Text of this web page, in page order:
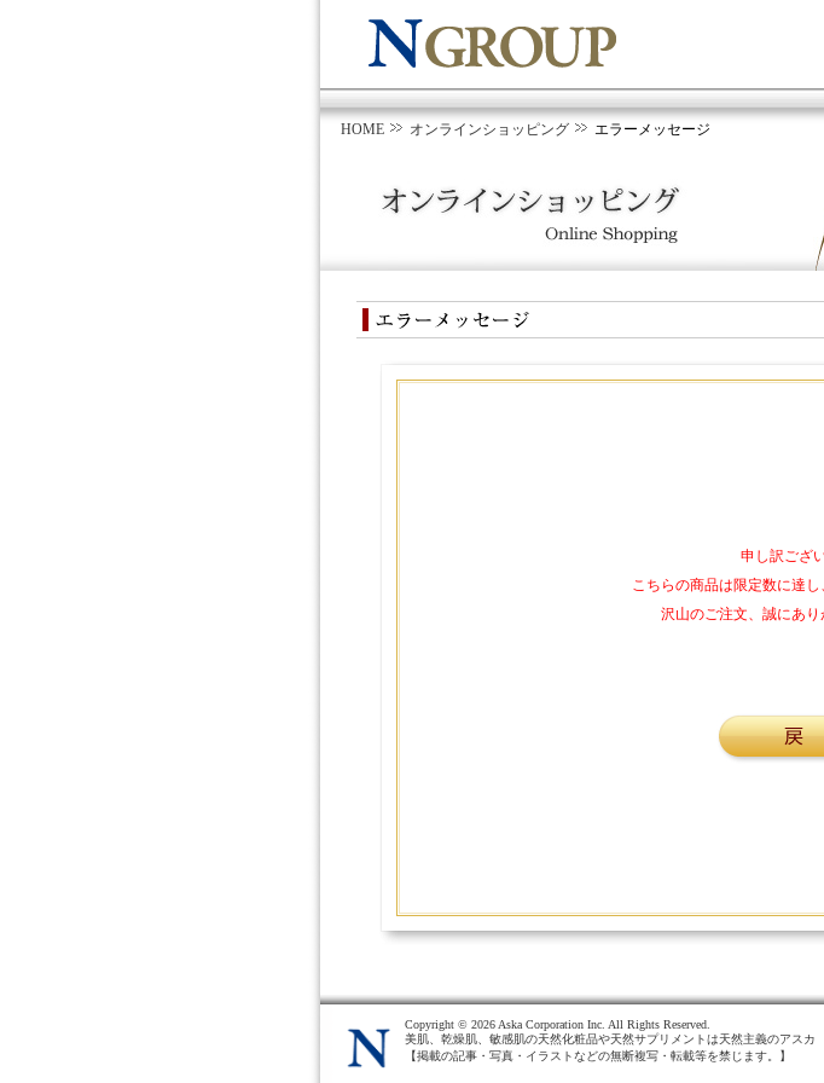
HOME オンラインショッピング エラーメッセージ
申し訳ござ
こちらの商品は限定数に達し
沢山のご注文、誠にあり
Copyright © 2026 Aska Corporation Inc. All Rights Reserved.
美肌、乾燥肌、敏感肌の天然化粧品や天然サプリメントは天然主義のアスカ
【掲載の記事・写真・イラストなどの無断複写・転載等を禁じます。】